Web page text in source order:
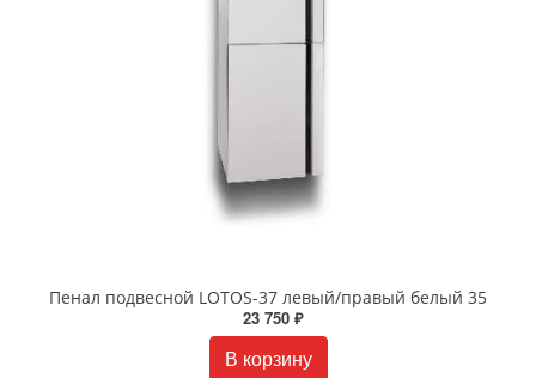
Пенал подвесной LOTOS-37 левый/правый белый 35
23 750 ₽
В корзину